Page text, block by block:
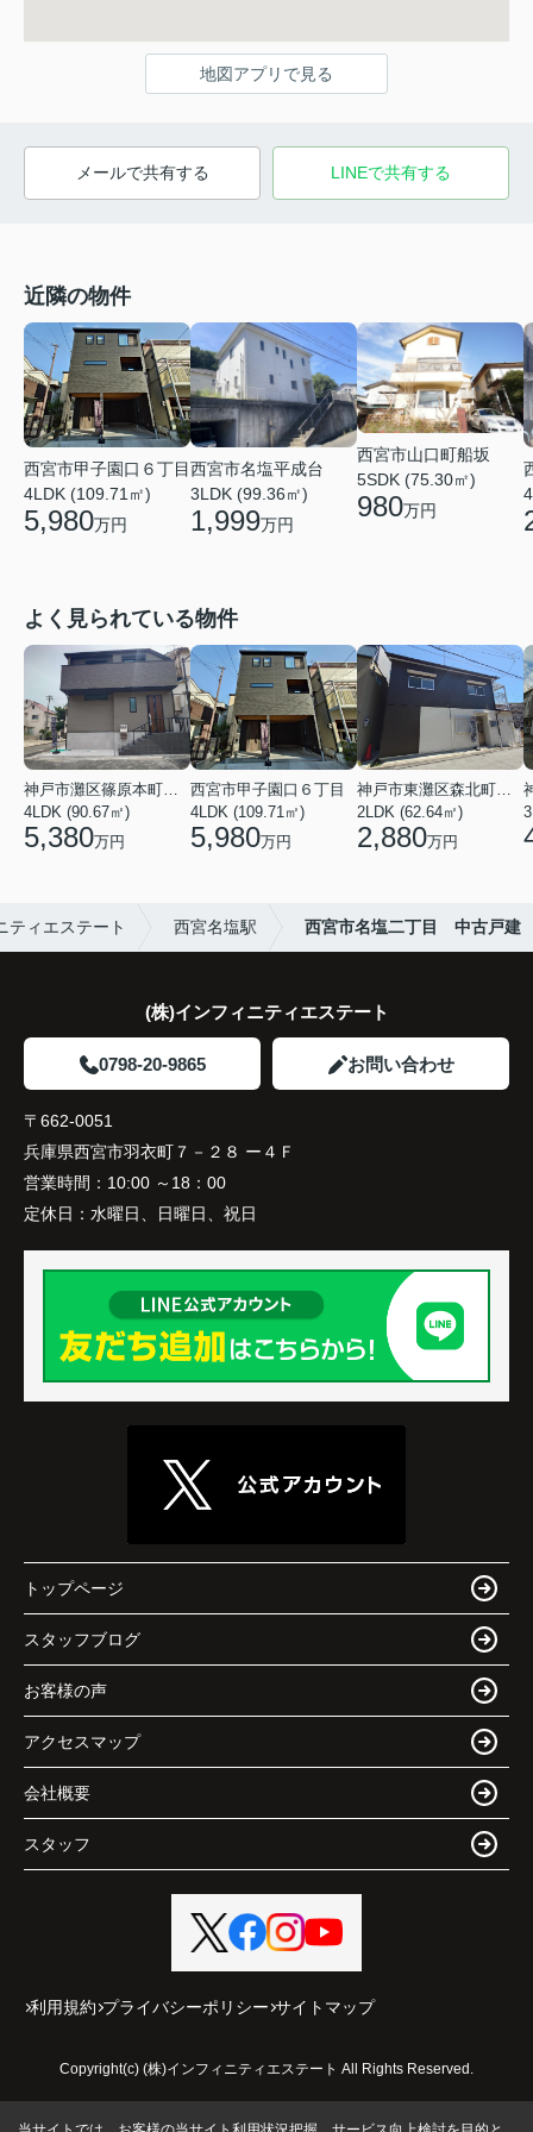
地図アプリで見る
メールで共有する LINEで共有する
近隣の物件
西宮市甲子園口６丁目
4LDK (109.71㎡)
5,980万円
西宮市名塩平成台
3LDK (99.36㎡)
1,999万円
西宮市山口町船坂
5SDK (75.30㎡)
980万円
よく見られている物件
神戸市灘区篠原本町５丁目
4LDK (90.67㎡)
5,380万円
西宮市甲子園口６丁目
4LDK (109.71㎡)
5,980万円
神戸市東灘区森北町４丁目
2LDK (62.64㎡)
2,880万円
ティエステート 西宮名塩駅 西宮市名塩二丁目 中古戸建
(株)インフィニティエステート
0798-20-9865 お問い合わせ
〒662-0051
兵庫県西宮市羽衣町７－２８ ー４Ｆ
営業時間： 10:00 ～18：00
定休日： 水曜日、日曜日、祝日
トップページ
スタッフブログ
お客様の声
アクセスマップ
会社概要
スタッフ
利用規約 プライバシーポリシー サイトマップ
Copyright(c) (株)インフィニティエステート All Rights Reserved.